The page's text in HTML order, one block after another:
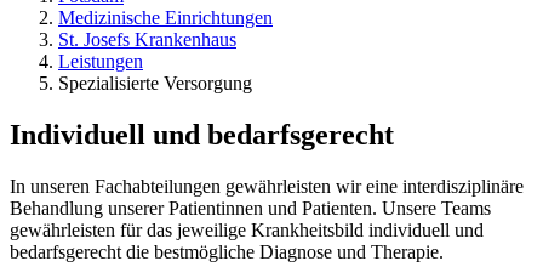
Medizinische Einrichtungen
St. Josefs Krankenhaus
Leistungen
Spezialisierte Versorgung
Individuell und bedarfsgerecht
In unseren Fachabteilungen gewährleisten wir eine interdisziplinäre
Behandlung unserer Patientinnen und Patienten. Unsere Teams
gewährleisten für das jeweilige Krankheitsbild individuell und
bedarfsgerecht die bestmögliche Diagnose und Therapie.